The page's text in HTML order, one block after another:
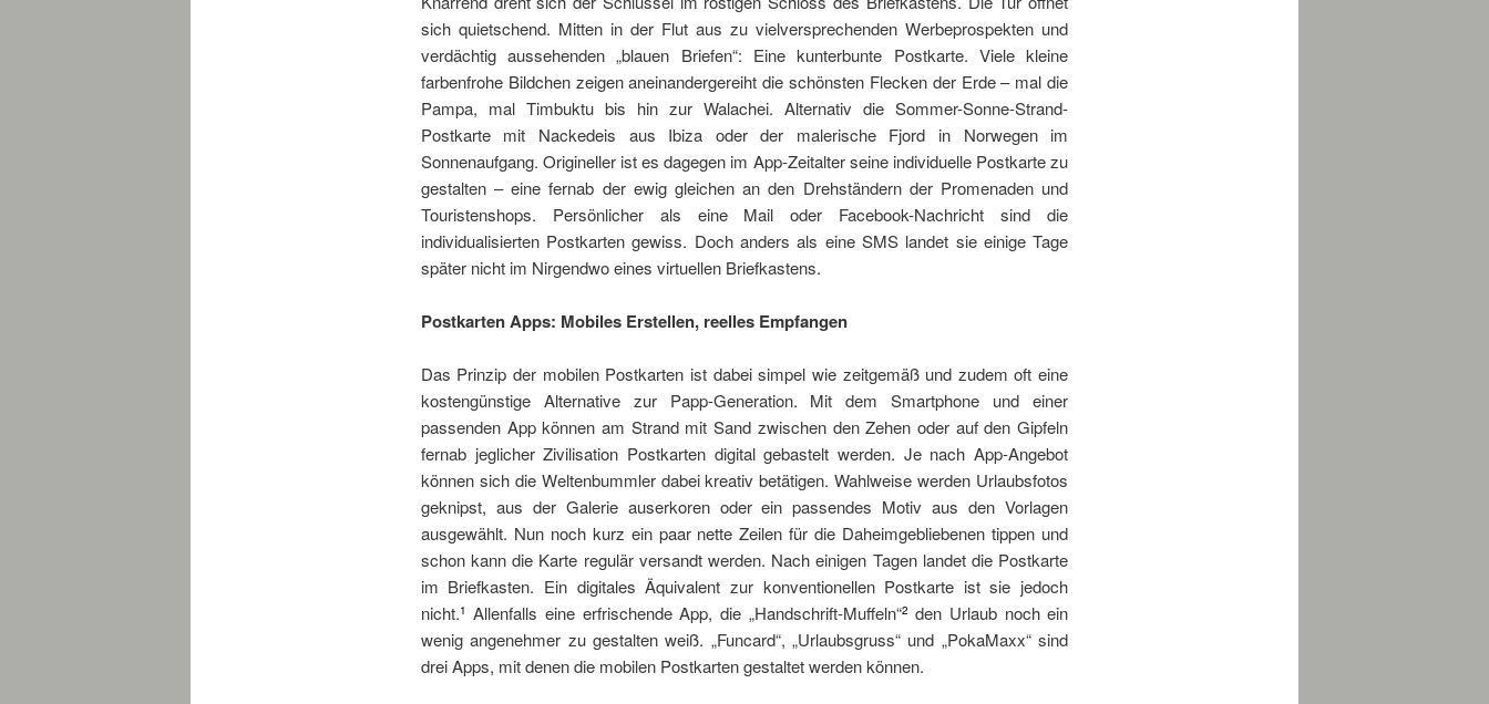
sich quietschend. Mitten in der Flut aus zu vielversprechenden Werbeprospekten und
verdächtig aussehenden „blauen Briefen“: Eine kunterbunte Postkarte. Viele kleine
farbenfrohe Bildchen zeigen aneinandergereiht die schönsten Flecken der Erde – mal die
Pampa, mal Timbuktu bis hin zur Walachei. Alternativ die Sommer-Sonne-Strand-
Postkarte mit Nackedeis aus Ibiza oder der malerische Fjord in Norwegen im
Sonnenaufgang. Origineller ist es dagegen im App-Zeitalter seine individuelle Postkarte zu
gestalten – eine fernab der ewig gleichen an den Drehständern der Promenaden und
Touristenshops. Persönlicher als eine Mail oder Facebook-Nachricht sind die
individualisierten Postkarten gewiss. Doch anders als eine SMS landet sie einige Tage
später nicht im Nirgendwo eines virtuellen Briefkastens.
Postkarten Apps: Mobiles Erstellen, reelles Empfangen
Das Prinzip der mobilen Postkarten ist dabei simpel wie zeitgemäß und zudem oft eine
kostengünstige Alternative zur Papp-Generation. Mit dem Smartphone und einer
passenden App können am Strand mit Sand zwischen den Zehen oder auf den Gipfeln
fernab jeglicher Zivilisation Postkarten digital gebastelt werden. Je nach App-Angebot
können sich die Weltenbummler dabei kreativ betätigen. Wahlweise werden Urlaubsfotos
geknipst, aus der Galerie auserkoren oder ein passendes Motiv aus den Vorlagen
ausgewählt. Nun noch kurz ein paar nette Zeilen für die Daheimgebliebenen tippen und
schon kann die Karte regulär versandt werden. Nach einigen Tagen landet die Postkarte
im Briefkasten. Ein digitales Äquivalent zur konventionellen Postkarte ist sie jedoch
nicht.1 Allenfalls eine erfrischende App, die „Handschrift-Muffeln“2 den Urlaub noch ein
wenig angenehmer zu gestalten weiß. „Funcard“, „Urlaubsgruss“ und „PokaMaxx“ sind
drei Apps, mit denen die mobilen Postkarten gestaltet werden können.